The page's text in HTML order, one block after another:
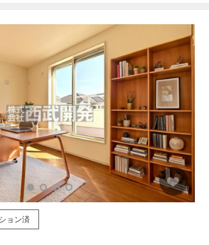
ョン済